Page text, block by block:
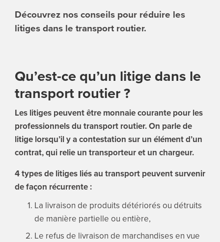
Découvrez nos conseils pour réduire les
litiges dans le transport routier.
Qu’est-ce qu’un litige dans le
transport routier ?
Les litiges peuvent être monnaie courante pour les
professionnels du transport routier. On parle de
litige lorsqu’il y a contestation sur un élément d’un
contrat, qui relie un transporteur et un chargeur.
4 types de litiges liés au transport peuvent survenir
de façon récurrente :
La livraison de produits détériorés ou détruits
de manière partielle ou entière,
Le refus de livraison de marchandises en vue